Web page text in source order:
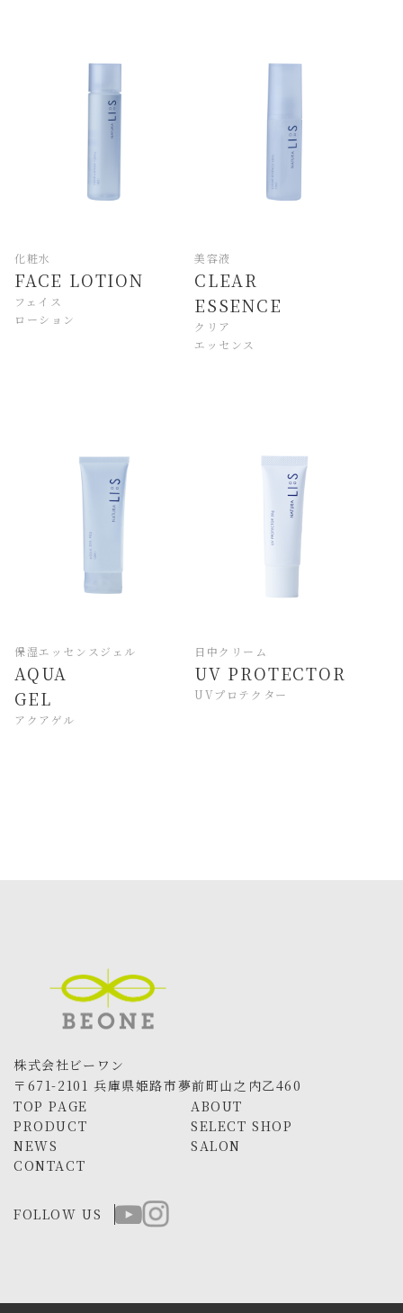
化粧水
FACE LOTION
フェイス
ローション
美容液
CLEAR
ESSENCE
クリア
エッセンス
保湿エッセンスジェル
AQUA
GEL
アクアゲル
日中クリーム
UV PROTECTOR
UVプロテクター
株式会社ビーワン
〒671-2101 兵庫県姫路市夢前町山之内乙460
TOP PAGE
ABOUT
PRODUCT
SELECT SHOP
NEWS
SALON
CONTACT
FOLLOW US